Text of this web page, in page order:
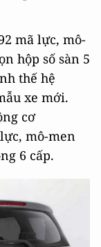
mã lực, mô-
hộp số sàn 5
thế hệ
xe mới.
cơ
mô-men
6 cấp.